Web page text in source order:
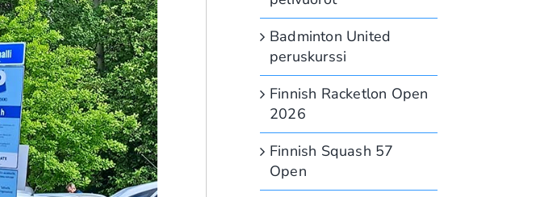
Badminton United
peruskurssi
Finnish Racketlon Open
2026
Finnish Squash 57
Open